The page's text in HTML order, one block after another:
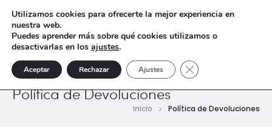
Política de Devoluciones
Inicio Política de Devoluciones
Utilizamos cookies para ofrecerte la mejor experiencia en
nuestra web.
Puedes aprender más sobre qué cookies utilizamos o
desactivarlas en los ajustes.
Aceptar Rechazar Ajustes Cerrar el banner de